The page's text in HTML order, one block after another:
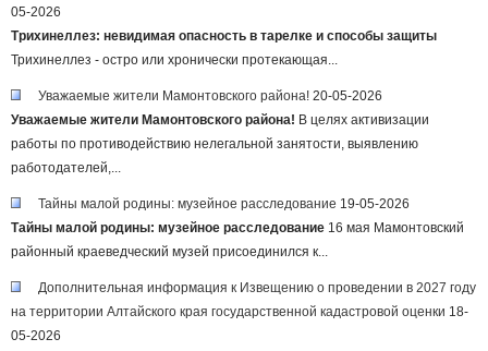
05-2026
Трихинеллез: невидимая опасность в тарелке и способы защиты
Трихинеллез - остро или хронически протекающая...
Уважаемые жители Мамонтовского района! 20-05-2026
Уважаемые жители Мамонтовского района! В целях активизации
работы по противодействию нелегальной занятости, выявлению
работодателей,...
Тайны малой родины: музейное расследование 19-05-2026
Тайны малой родины: музейное расследование 16 мая Мамонтовский
районный краеведческий музей присоединился к...
Дополнительная информация к Извещению о проведении в 2027 году
на территории Алтайского края государственной кадастровой оценки 18-
05-2026